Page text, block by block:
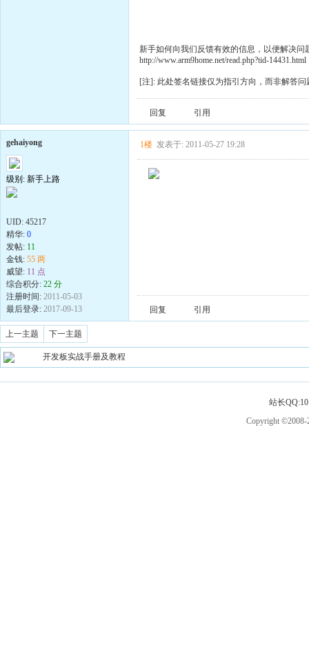
新手如何向我们反馈有效的信息，以便解决问
http://www.arm9home.net/read.php?tid-14431.html
[注]: 此处签名链接仅为指引方向，而非解答问
回复 引用
gehaiyong
级别: 新手上路
UID: 45217
精华: 0
发帖: 11
金钱: 55 两
威望: 11 点
综合积分: 22 分
注册时间: 2011-05-03
最后登录: 2017-09-13
1楼 发表于: 2011-05-27 19:28
回复 引用
上一主题 下一主题
开发板实战手册及教程
站长
Copyright